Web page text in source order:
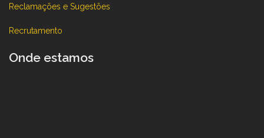
Reclamações e Sugestões
Recrutamento
Onde estamos